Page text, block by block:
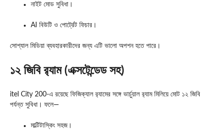
নাইট মোড সুবিধা।
AI বিউটি ও পোর্ট্রেট ফিচার।
সোশ্যাল মিডিয়া ব্যবহারকারীদের জন্য এটি ভালো অপশন হতে পারে।
১২ জিবি র‍্যাম (এক্সটেন্ডেড সহ)
itel City 200-এ রয়েছে ফিজিক্যাল র‍্যামের সঙ্গে ভার্চুয়াল র‍্যাম মিলিয়ে মোট ১২ জিবি
পর্যন্ত সুবিধা। ফলে—
মাল্টিটাস্কিং সহজ।